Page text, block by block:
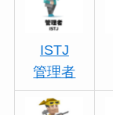
ISTJ
管理者